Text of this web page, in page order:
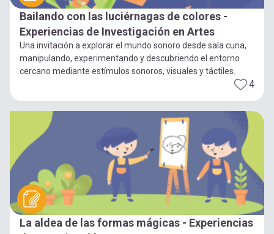
Bailando con las luciérnagas de colores -
Experiencias de Investigación en Artes
Una invitación a explorar el mundo sonoro desde sala cuna,
manipulando, experimentando y descubriendo el entorno
cercano mediante estímulos sonoros, visuales y táctiles.
4
La aldea de las formas mágicas - Experiencias